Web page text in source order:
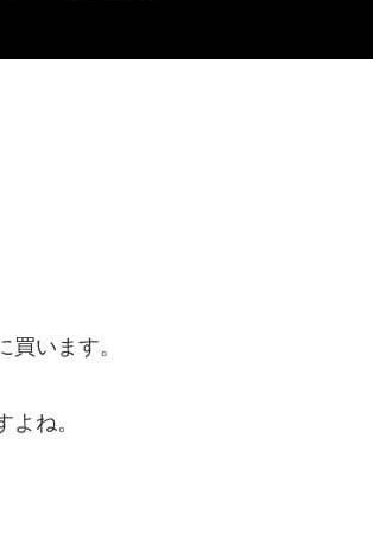
います。
よね。